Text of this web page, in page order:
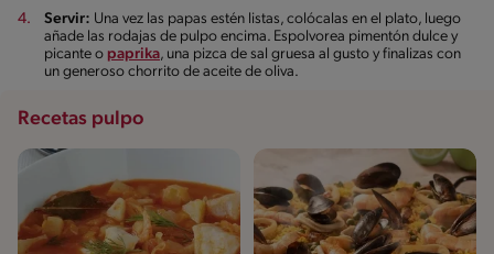
Servir: Una vez las papas estén listas, colócalas en el plato, luego
añade las rodajas de pulpo encima. Espolvorea pimentón dulce y
picante o paprika, una pizca de sal gruesa al gusto y finalizas con
un generoso chorrito de aceite de oliva.
Recetas pulpo